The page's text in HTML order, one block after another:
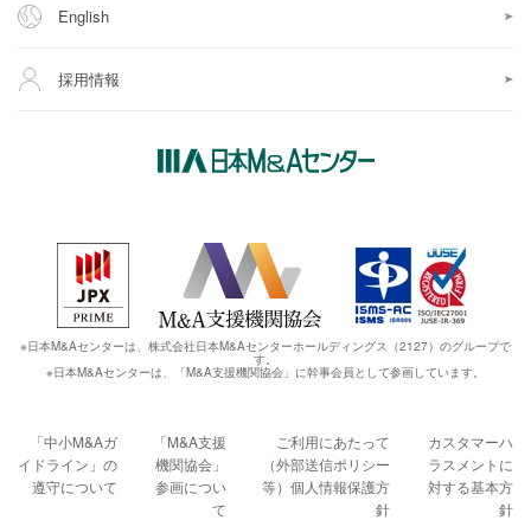
English
採用情報
※日本M&Aセンターは、株式会社日本M&Aセンターホールディングス（2127）のグループで
す。
※日本M&Aセンターは、「M&A支援機関協会」に幹事会員として参画しています。
「中小M&Aガ
イドライン」の
遵守について
「M&A支援
機関協会」
参画につい
て
ご利用にあたって
（外部送信ポリシー
等）個人情報保護方
針
カスタマーハ
ラスメントに
対する基本方
針